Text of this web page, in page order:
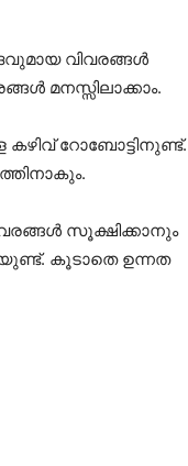
വിവരങ്ങള്‍
മനസ്സിലാക്കാം.
റോബോട്ടിനുണ്ട്.
സൂക്ഷിക്കാനും
കൂടാതെ ഉന്നത